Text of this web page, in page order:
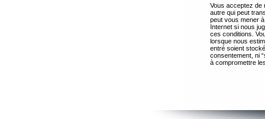
Vous acceptez de
autre qui peut
peut vous mener
Internet si nous
ces conditions.
lorsque nous
entré soient
consentement, ni
à compromettre